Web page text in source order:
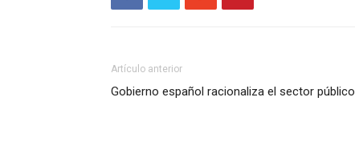
Artículo anterior
Gobierno español racionaliza el sector público